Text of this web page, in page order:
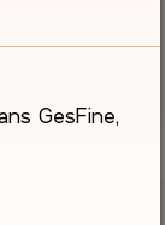
GesFine,